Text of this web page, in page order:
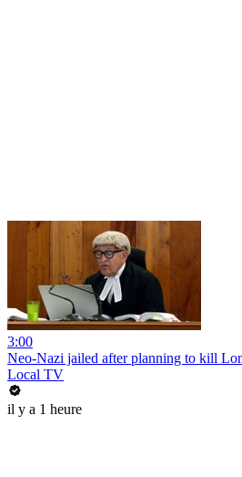
3:00
Neo-Nazi jailed after planning to kill
Local TV
il y a 1 heure